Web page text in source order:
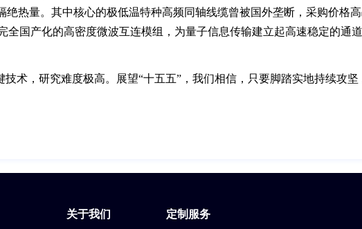
绝热量。其中核心的极低温特种高频同轴线缆曾被国外垄断，采购价格
国产化的高密度微波互连模组，为量子信息传输建立起高速稳定的通道
术，研究难度极高。展望“十五五”，我们相信，只要脚踏实地持续攻坚
关于我们 定制服务